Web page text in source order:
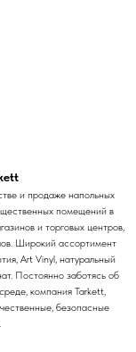
и продаже напольных
помещений в
и торговых центров,
Широкий ассортимент
Art Vinyl, натуральный
Постоянно заботясь об
компания Tarkett,
безопасные